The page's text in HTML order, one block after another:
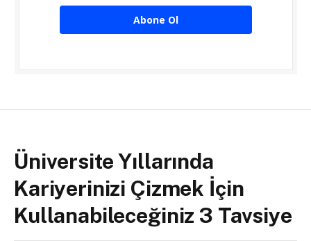
Abone Ol
Üniversite Yıllarında
Kariyerinizi Çizmek İçin
Kullanabileceğiniz 3 Tavsiye